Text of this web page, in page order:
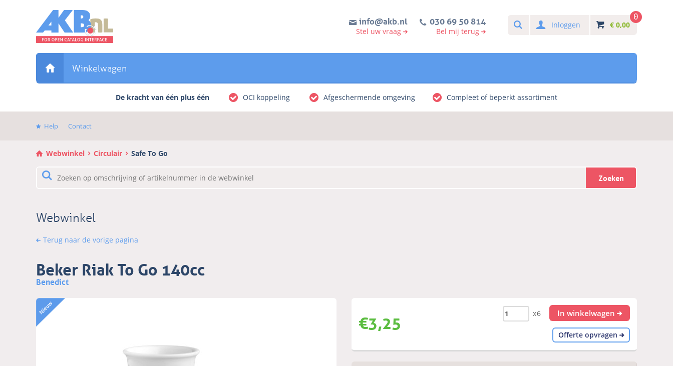
Direct
het
hoofdmenu
info@akb.nl
Stel uw vraag
030 69 50 814
Bel mij terug
SearchInloggen € 0,00
0
Winkelwagen
De kracht van één plus één OCI koppeling Afgeschermende omgeving Compleet of beperkt assortiment
Help Contact
Webwinkel Circulair Safe To Go
Zoeken
Webwinkel
Terug naar de vorige pagina
Beker Riak To Go 140cc
Benedict
€3,25 x6 In winkelwagen
Offerte opvragen